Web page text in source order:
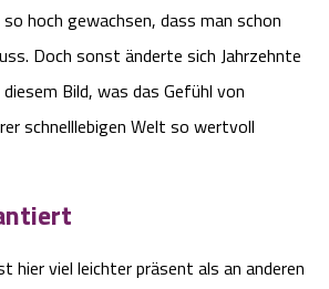
hoch gewachsen, dass man schon
Doch sonst änderte sich Jahrzehnte
Bild, was das Gefühl von
schnelllebigen Welt so wertvoll
hier viel leichter präsent als an anderen